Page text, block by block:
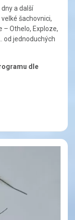
a další
šachovnici,
– Othelo, Exploze,
od jednoduchých
dle